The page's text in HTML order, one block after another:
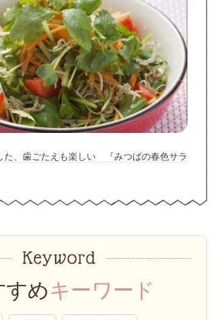
た、歯ごたえも楽しい 『みつばの春色サラ
すめキーワード